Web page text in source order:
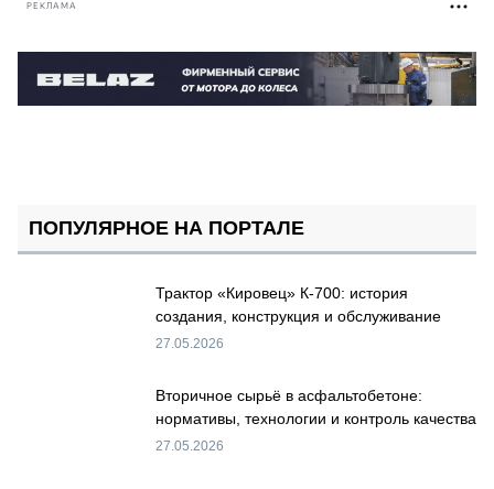
РЕКЛАМА
ПОПУЛЯРНОЕ НА ПОРТАЛЕ
Трактор «Кировец» К-700: история
создания, конструкция и обслуживание
27.05.2026
Вторичное сырьё в асфальтобетоне:
нормативы, технологии и контроль качества
27.05.2026